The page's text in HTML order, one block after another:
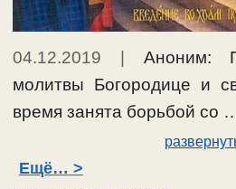
04.12.2019
Аноним:
молитвы Богородице и
время занята борьбой со
Ещё…